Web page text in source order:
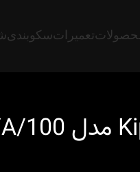
تعمیراتسکوبندی